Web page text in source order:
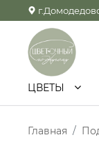
ЦВЕТЫ
Главная